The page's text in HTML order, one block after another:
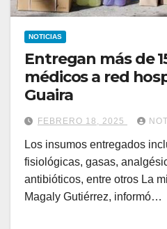
NOTICIAS
Entregan más de
médicos a red
Guaira
FEBRERO 18, 2025
Los insumos entregados
fisiológicas, gasas,
antibióticos, entre otros La
Magaly Gutiérrez, informó…